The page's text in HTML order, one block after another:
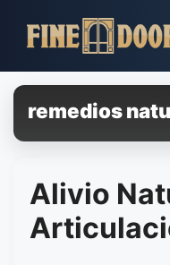
para
conteúdo
remedios
Alivio